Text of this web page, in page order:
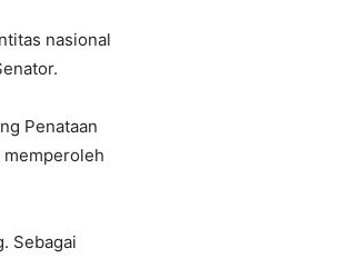
nasional
Penataan
memperoleh
Sebagai